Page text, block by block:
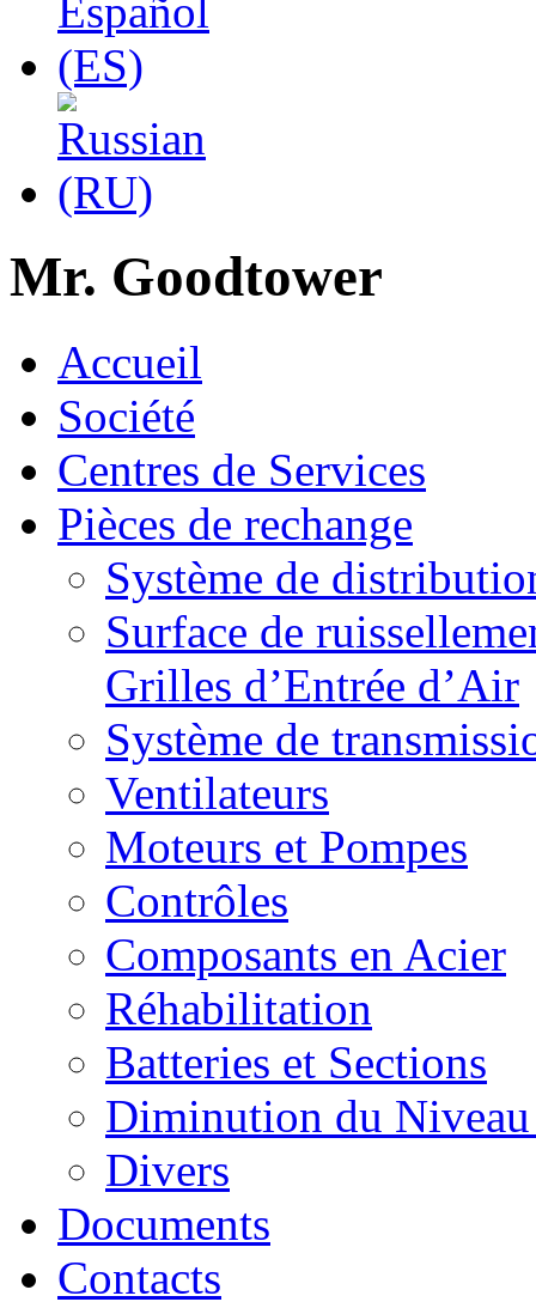
Mr. Goodtower
Accueil
Société
Centres de Services
Pièces de rechange
Système de
Surface de
Grilles d’Entrée d’Air
Système de
Ventilateurs
Moteurs et Pompes
Contrôles
Composants en Acier
Réhabilitation
Batteries et Sections
Diminution du Niveau
Divers
Documents
Contacts